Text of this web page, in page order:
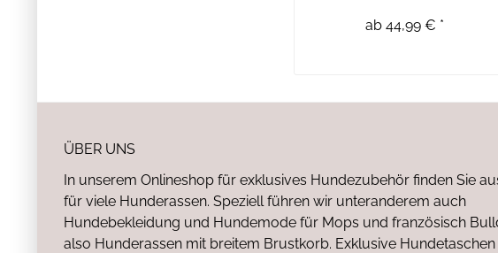
ab 44,99 € *
ÜBER UNS
In unserem Onlineshop für exklusives Hundezubehör finden Sie
für viele Hunderassen. Speziell führen wir unteranderem auch
Hundebekleidung und Hundemode für Mops und französisch
also Hunderassen mit breitem Brustkorb. Exklusive Hundetaschen